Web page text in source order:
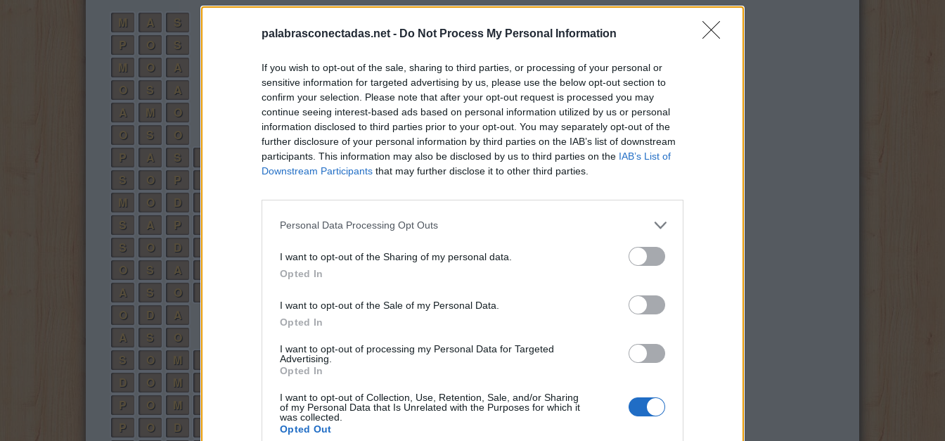
palabrasconectadas.net - Do Not Process My Personal Information
If you wish to opt-out of the sale, sharing to third parties, or processing of your personal or
sensitive information for targeted advertising by us, please use the below opt-out section to
confirm your selection. Please note that after your opt-out request is processed you may
continue seeing interest-based ads based on personal information utilized by us or personal
information disclosed to third parties prior to your opt-out. You may separately opt-out of the
further disclosure of your personal information by third parties on the IAB’s list of downstream
participants. This information may also be disclosed by us to third parties on the IAB’s List of
Downstream Participants that may further disclose it to other third parties.
Personal Data Processing Opt Outs
I want to opt-out of the Sharing of my personal data.
Opted In
I want to opt-out of the Sale of my Personal Data.
Opted In
I want to opt-out of processing my Personal Data for Targeted
Advertising.
Opted In
I want to opt-out of Collection, Use, Retention, Sale, and/or Sharing
of my Personal Data that Is Unrelated with the Purposes for which it
was collected.
Opted Out
M
A
S
P
O
S
M
O
A
O
S
A
A
M
O
O
S
O
P
A S
S
O P
M
O D
S
A P
S
O D
O
S A
A
S O
O
D
A
A
S
O
S
O M
D
O M
P
O M
P
O D